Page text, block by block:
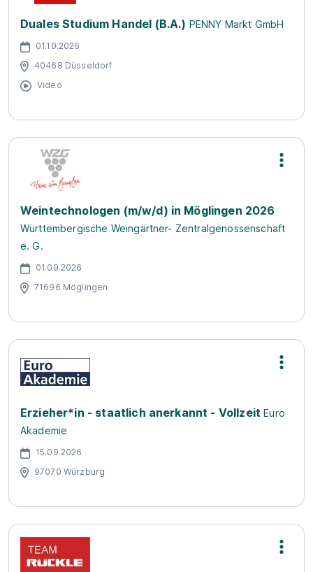
Duales Studium Handel (B.A.) PENNY Markt GmbH
01.10.2026
40468 Düsseldorf
Video
Weintechnologen (m/w/d) in Möglingen 2026
Württembergische Weingärtner- Zentralgenossenschaft
e. G.
01.09.2026
71696 Möglingen
Erzieher*in - staatlich anerkannt - Vollzeit Euro
Akademie
15.09.2026
97070 Würzburg